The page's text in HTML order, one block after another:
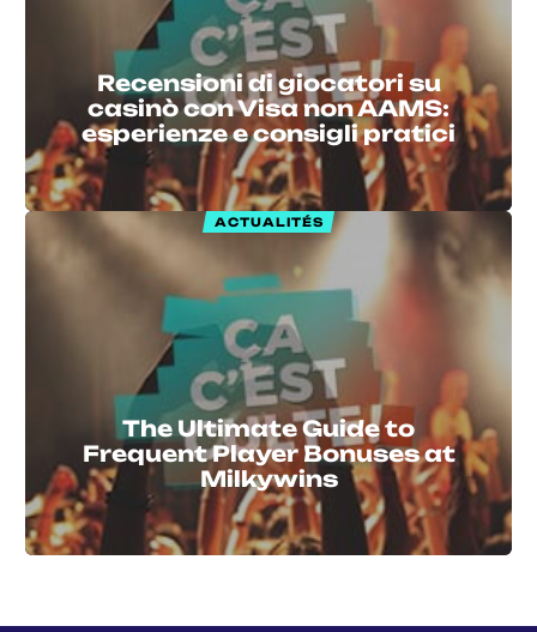
Recensioni di giocatori su
casinò con Visa non AAMS:
esperienze e consigli pratici
ACTUALITÉS
The Ultimate Guide to
Frequent Player Bonuses at
Milkywins